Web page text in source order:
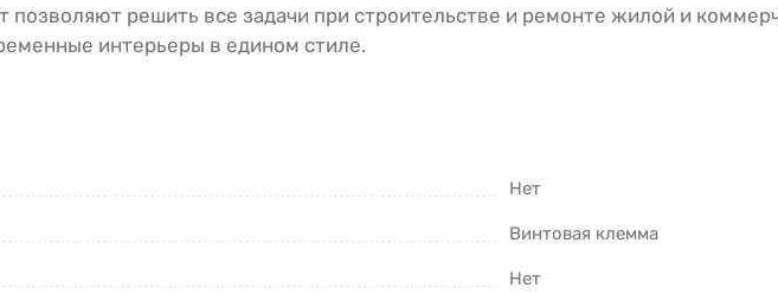
позволяют решить все задачи при строительстве и ремонте жилой и
интерьеры в едином стиле.
Нет
Винтовая клемма
Нет